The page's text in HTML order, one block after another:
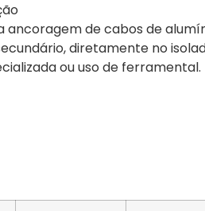
ancoragem de cabos de
diretamente no
ou uso de